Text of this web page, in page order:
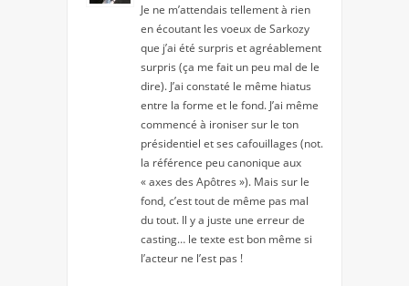
Je ne m’attendais tellement à rien
en écoutant les voeux de Sarkozy
que j’ai été surpris et agréablement
surpris (ça me fait un peu mal de le
dire). J’ai constaté le même hiatus
entre la forme et le fond. J’ai même
commencé à ironiser sur le ton
présidentiel et ses cafouillages (not.
la référence peu canonique aux
« axes des Apôtres »). Mais sur le
fond, c’est tout de même pas mal
du tout. Il y a juste une erreur de
casting… le texte est bon même si
l’acteur ne l’est pas !